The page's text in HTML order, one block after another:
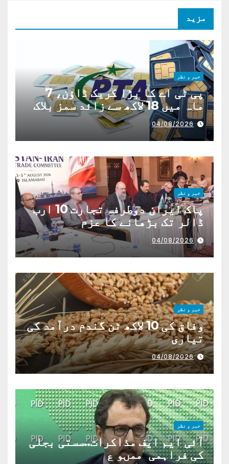
مزید
خبر و نظر
پی ٹی اے کا بڑا کریک ڈاؤن، 7
ماہ میں 18 لاکھ سے زائد سمز بلاک
04/08/2026
خبر و نظر
پاک ایران دوطرفہ تجارت 10 ارب
ڈالر تک بڑھانے کا عزم
04/08/2026
خبر و نظر
وفاق کی 10 لاکھ ٹن گندم درآمد کی
تیاری
04/08/2026
خبر و نظر
آئی ایم ایف مذاکرات..سستی بجلی
کی فراہمی ممںو ع